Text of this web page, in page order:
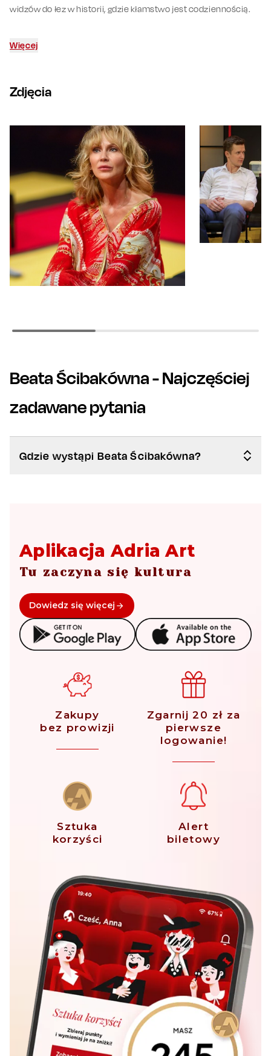
widzów do łez w historii, gdzie kłamstwo jest codziennością.
Więcej
Zdjęcia
Beata Ścibakówna- Najczęściej
zadawane pytania
Gdzie wystąpi Beata Ścibakówna?
Aplikacja Adria Art
Tu zaczyna się kultura
Dowiedz się więcej
Zakupy
bez prowizji
Zgarnij 20 zł za
pierwsze
logowanie!
Sztuka
korzyści
Alert
biletowy